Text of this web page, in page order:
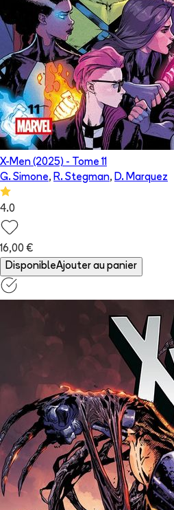
X-Men (2025) - Tome 11
G. Simone, R. Stegman, D. Marquez
4.0
16,00 €
DisponibleAjouter au panier